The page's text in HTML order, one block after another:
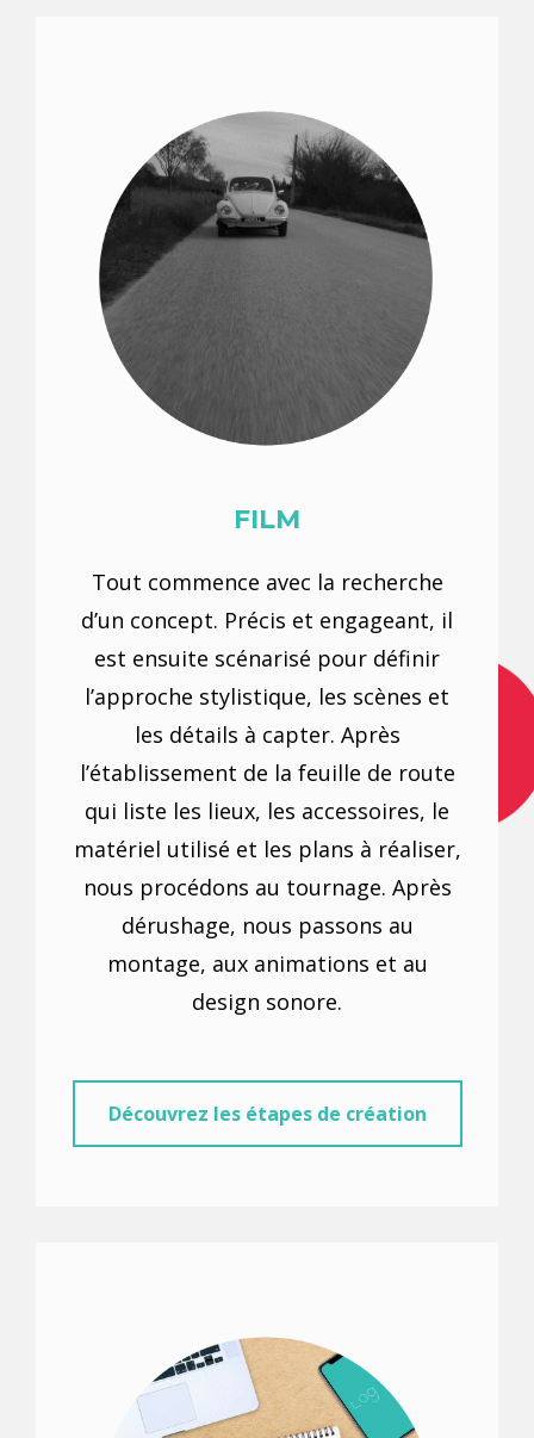
FILM
Tout commence avec la recherche
d’un concept. Précis et engageant, il
est ensuite scénarisé pour définir
l’approche stylistique, les scènes et
les détails à capter. Après
l’établissement de la feuille de route
qui liste les lieux, les accessoires, le
matériel utilisé et les plans à réaliser,
nous procédons au tournage. Après
dérushage, nous passons au
montage, aux animations et au
design sonore.
Découvrez les étapes de création